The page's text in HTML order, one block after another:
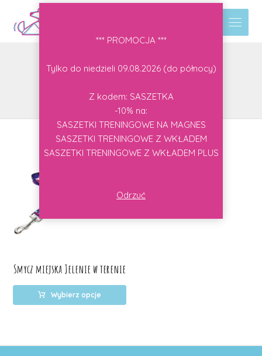
*** PROMOCJA ***
Tylko do niedzieli 09.08.2026 (do północy)
Z kodem: SASZETKA
-10% na:
SASZETKI TRENINGOWE NA MAGNES
SASZETKI TRENINGOWE Z WKŁADEM
SASZETKI TRENINGOWE Z WKŁADEM PLUS
Odrzuć
smycz miejska
Produkty smycz miejska
Smycz miejska Jelenie w terenie
64.00zł – 84.00zł
Wybierz opcje